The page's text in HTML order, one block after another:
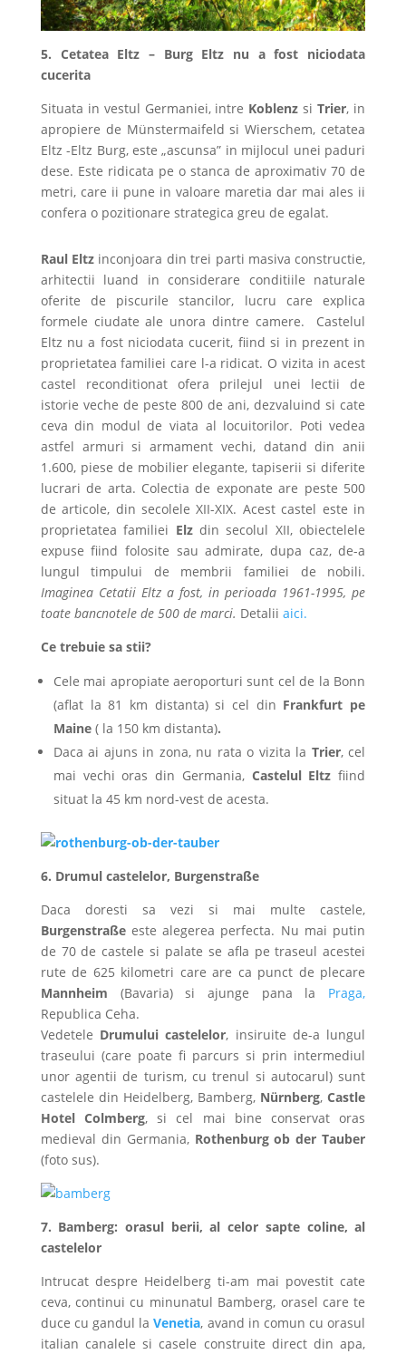
5. Cetatea Eltz – Burg Eltz nu a fost niciodata
cucerita
Situata in vestul Germaniei, intre Koblenz siTrier, in
apropiere de Münstermaifeld si Wierschem, cetatea
Eltz -Eltz Burg, este „ascunsa” in mijlocul unei paduri
dese. Este ridicata pe o stanca de aproximativ 70 de
metri, care ii pune in valoare maretia dar mai ales ii
confera o pozitionare strategica greu de egalat.
Raul Eltz inconjoara din trei parti masiva constructie,
arhitectii luand in considerare conditiile naturale
oferite de piscurile stancilor, lucru care explica
formele ciudate ale unora dintre camere. Castelul
Eltz nu a fost niciodata cucerit, fiind si in prezent in
proprietatea familiei care l-a ridicat. O vizita in acest
castel reconditionat ofera prilejul unei lectii de
istorie veche de peste 800 de ani, dezvaluind si cate
ceva din modul de viata al locuitorilor. Poti vedea
astfel armuri si armament vechi, datand din anii
1.600, piese de mobilier elegante, tapiserii si diferite
lucrari de arta. Colectia de exponate are peste 500
de articole, din secolele XII-XIX. Acest castel este in
proprietatea familiei Elzdin secolul XII, obiectelele
expuse fiind folosite sau admirate, dupa caz, de-a
lungul timpului de membrii familiei de nobili.
Imaginea Cetatii Eltz a fost, in perioada 1961-1995, pe
toate bancnotele de 500 de marci. Detalii aici.
Ce trebuie sa stii?
Cele mai apropiate aeroporturi sunt cel de la Bonn
(aflat la 81 km distanta) si cel din Frankfurt pe
Maine ( la 150 km distanta).
Daca ai ajuns in zona, nu rata o vizita la Trier, cel
mai vechi oras din Germania, Castelul Eltz fiind
situat la 45 km nord-vest de acesta.
6. Drumul castelelor, Burgenstraße
Daca doresti sa vezi si mai multe castele,
Burgenstraßeeste alegerea perfecta. Nu mai putin
de 70 de castele si palate se afla pe traseul acestei
rute de 625 kilometri care are ca punct de plecare
Mannheim (Bavaria) si ajunge pana la Praga,
Republica Ceha.
Vedetele Drumului castelelor, insiruite de-a lungul
traseului (care poate fi parcurs si prin intermediul
unor agentii de turism, cu trenul si autocarul) sunt
castelele din Heidelberg, Bamberg, Nürnberg,Castle
Hotel Colmberg, si cel mai bine conservat oras
medieval din Germania, Rothenburg ob der Tauber
(foto sus).
7. Bamberg: orasul berii, al celor sapte coline, al
castelelor
Intrucat despre Heidelberg ti-am mai povestit cate
ceva, continui cu minunatul Bamberg, orasel care te
duce cu gandul laVenetia, avand in comun cu orasul
italian canalele si casele construite direct din apa,